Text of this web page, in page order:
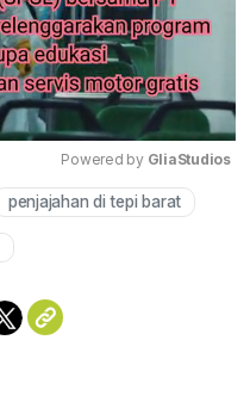
Mute
Powered by GliaStudios
penjajahan di tepi barat